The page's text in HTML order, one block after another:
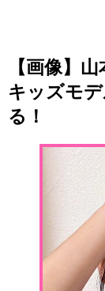
【画像】
キッズモ
る！